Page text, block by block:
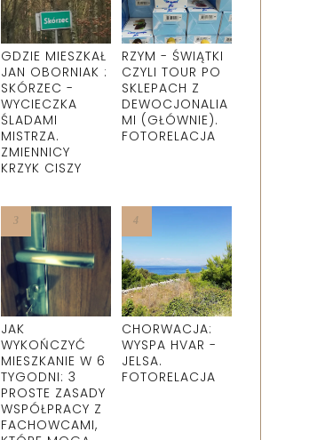
GDZIE MIESZKAŁ
JAN OBORNIAK :
SKÓRZEC -
WYCIECZKA
ŚLADAMI
MISTRZA.
ZMIENNICY
KRZYK CISZY
RZYM - ŚWIĄTKI
CZYLI TOUR PO
SKLEPACH Z
DEWOCJONALIA
MI (GŁÓWNIE).
FOTORELACJA
JAK
WYKOŃCZYĆ
MIESZKANIE W 6
TYGODNI: 3
PROSTE ZASADY
WSPÓŁPRACY Z
FACHOWCAMI,
CHORWACJA:
WYSPA HVAR -
JELSA.
FOTORELACJA